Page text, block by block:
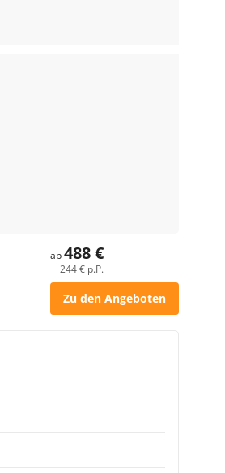
ab488 €
244 € p.P.
Zu den Angeboten